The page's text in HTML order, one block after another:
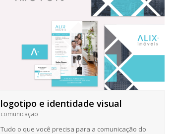
logotipo e identidade visual
comunicação
Tudo o que você precisa para a comunicação do